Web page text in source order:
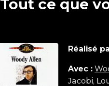
Tout ce que
Réalisé
Avec :
Jacobi,